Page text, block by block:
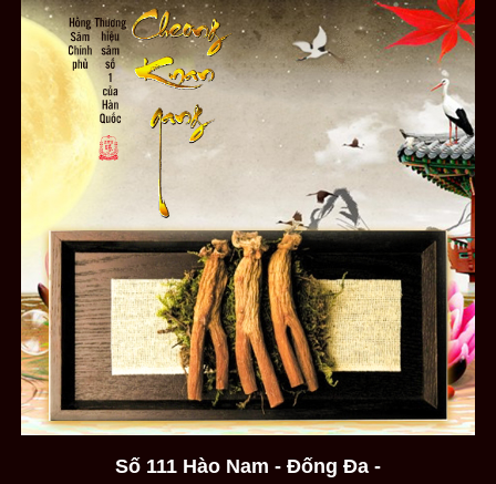
Số 111 Hào Nam - Đống Đa -